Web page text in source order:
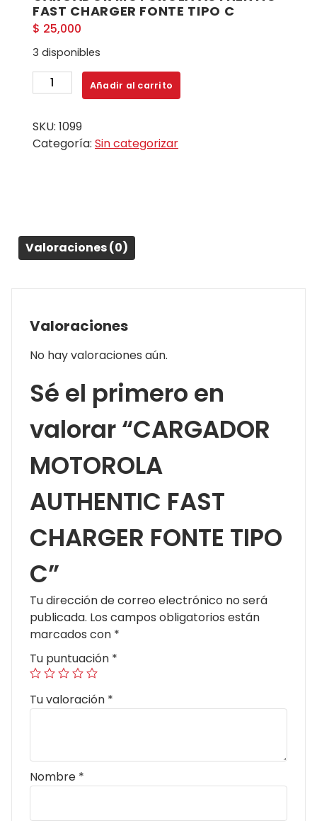
FAST CHARGER FONTE TIPO C
$ 25,000
3 disponibles
CARGADOR
MOTOROLA
FAST
CHARGER
Añadir al carrito
SKU: 1099
Categoría: Sin categorizar
Valoraciones (0)
Valoraciones
No hay valoraciones aún.
Sé el primero en
valorar “CARGADOR
MOTOROLA
AUTHENTIC FAST
CHARGER FONTE TIPO
C”
Tu dirección de correo electrónico no será
publicada. Los campos obligatorios están
marcados con *
Tu puntuación *
Tu valoración *
Nombre *